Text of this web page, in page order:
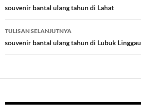
o
o
k
t
r
dI
n
Tulisan
souvenir bantal ulang tahun di Lahat
TULISAN SELANJUTNYA
souvenir bantal ulang tahun di Lubuk Linggau